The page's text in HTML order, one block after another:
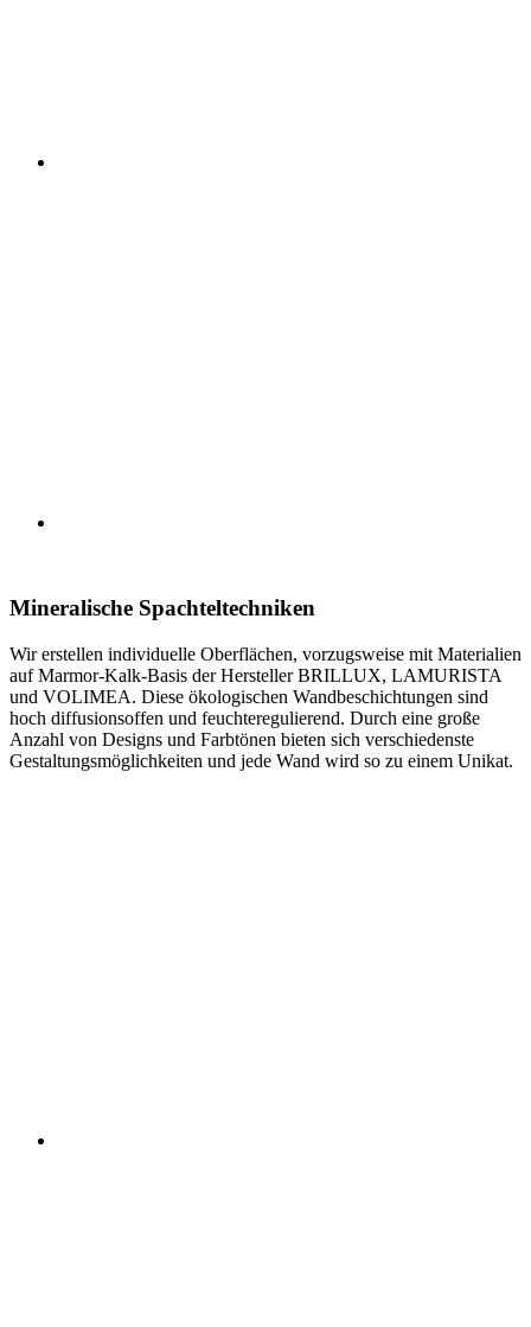
Mineralische Spachteltechniken
Wir erstellen individuelle Oberflächen, vorzugsweise mit Materialien
auf Marmor-Kalk-Basis der Hersteller BRILLUX, LAMURISTA
und VOLIMEA. Diese ökologischen Wandbeschichtungen sind
hoch diffusionsoffen und feuchteregulierend. Durch eine große
Anzahl von Designs und Farbtönen bieten sich verschiedenste
Gestaltungsmöglichkeiten und jede Wand wird so zu einem Unikat.